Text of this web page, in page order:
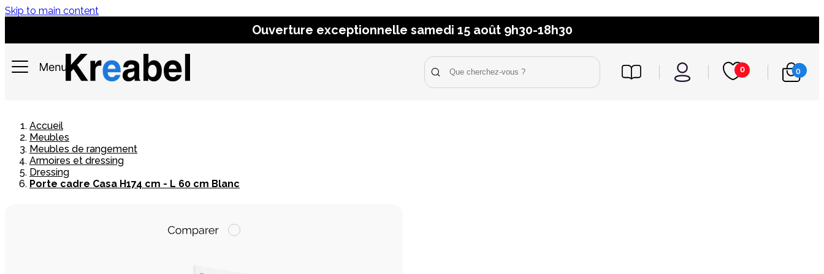
Skip to main content
Ouverture exceptionnelle samedi 15 août 9h30-18h30
0 0
Accueil
Meubles
Meubles de rangement
Armoires et dressing
Dressing
Porte cadre Casa H174 cm - L 60 cm Blanc